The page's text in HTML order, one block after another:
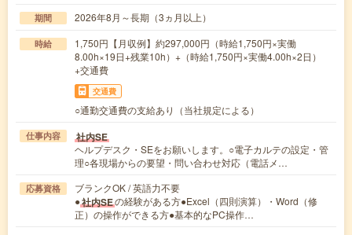
期間 2026年8月～長期（3ヵ月以上）
時給
1,750円【月収例】約297,000円（時給1,750円×実働
8.00h×19日+残業10h）+（時給1,750円×実働4.00h×2日）
+交通費
交通費
○通勤交通費の支給あり（当社規定による）
仕事内容 社内SE
ヘルプデスク・SEをお願いします。○電子カルテの設定・管
理○各現場からの要望・問い合わせ対応（電話メ…
応募資格
ブランクOK / 英語力不要
●社内SEの経験がある方●Excel（四則演算）・Word（修
正）の操作ができる方●基本的なPC操作…